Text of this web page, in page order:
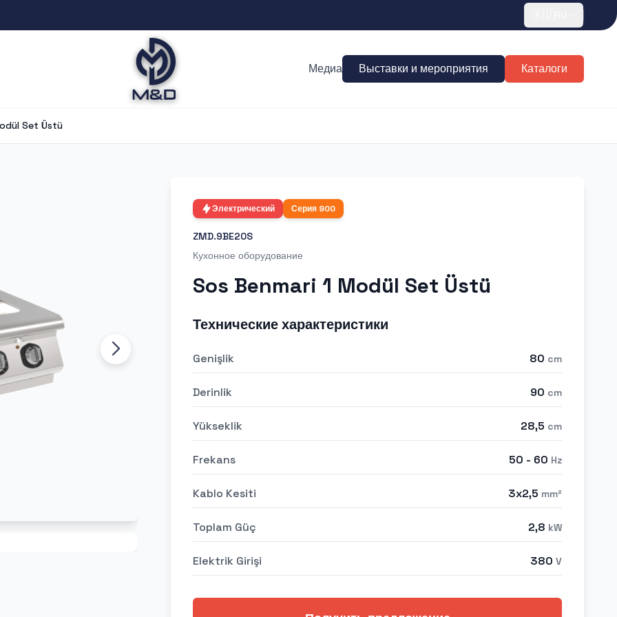
Медиа Выставки и мероприятия Каталоги
Set Üstü
Электрический Серия 900
ZMD.9BE20S
Кухонное оборудование
Sos Benmari 1 Modül Set Üstü
Технические характеристики
Genişlik 80 cm
Derinlik 90 cm
Yükseklik 28,5 cm
Frekans 50 - 60 Hz
Kablo Kesiti 3x2,5 mm²
Toplam Güç 2,8 kW
Elektrik Girişi 380 V